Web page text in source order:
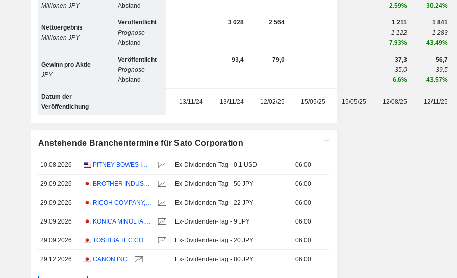
Millionen JPY
Abstand
2.59%
30.24%
Nettoergebnis
Millionen JPY
Veröffentlicht
Prognose
Abstand
3 028 2 564
1 211
1 122
7.93%
1 841
1 283
43.49%
Gewinn pro Aktie
JPY
Veröffentlicht
Prognose
Abstand
93,4 79,0
37,3
35,0
6.6%
56,7
39,5
43.57%
Datum der
Veröffentlichung
13/11/24 13/11/24 12/02/25 15/05/25 15/05/25 12/08/25 12/11/25
Anstehende Branchentermine für Sato Corporation
10.08.2026 PITNEY BOWES INC. Ex-Dividenden-Tag - 0.1 USD 06:00
29.09.2026 BROTHER INDUSTRIES, LTD. Ex-Dividenden-Tag - 50 JPY 06:00
29.09.2026 RICOH COMPANY, LTD. Ex-Dividenden-Tag - 22 JPY 06:00
29.09.2026 KONICA MINOLTA, INC. Ex-Dividenden-Tag - 9 JPY 06:00
29.09.2026 TOSHIBA TEC CORPORATION Ex-Dividenden-Tag - 20 JPY 06:00
29.12.2026 CANON INC. Ex-Dividenden-Tag - 80 JPY 06:00